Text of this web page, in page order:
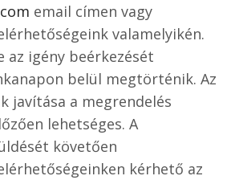
email címen vagy
valamelyikén.
az igény beérkezését
belül megtörténik. Az
javítása a megrendelés
lehetséges. A
követően
kérhető az